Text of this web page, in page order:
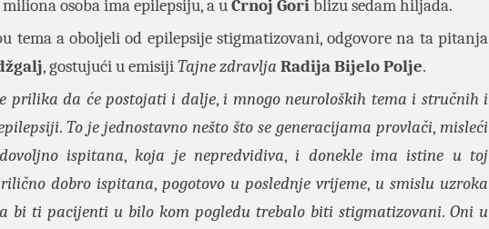
osoba ima epilepsiju, a uCrnoj Goriblizu sedam hiljada.
tema a oboljeli od epilepsije stigmatizovani, odgovore na ta pitanja
, gostujući u emisijiTajne zdravlja Radija Bijelo Polje.
prilika da će postojati i dalje,i mnogo neuroloških tema i stručnih i
. To je jednostavno nešto što se generacijama provlači, misleći
ispitana,koja je nepredvidiva,i donekle ima istine u toj
dobro ispitana, pogotovo u poslednje vrijeme, u smislu uzroka
bi ti pacijenti u bilo kom pogledu trebalo biti stigmatizovani. Oni u